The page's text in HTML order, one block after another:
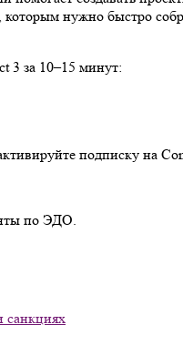
которым нужно быстро
3 за 10–15 минут:
подписку на
по ЭДО.
санкциях